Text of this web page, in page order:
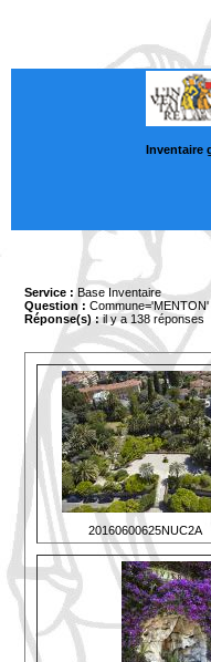
Inventaire
Service : Base Inventaire
Question : Commune='MENTON'
Réponse(s) :il y a 138 réponses
20160600625NUC2A